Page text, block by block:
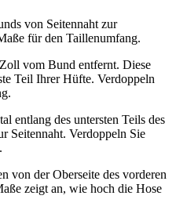
von Seitennaht zur
für den Taillenumfang.
vom Bund entfernt. Diese
Teil Ihrer Hüfte. Verdoppeln
entlang des untersten Teils des
Seitennaht. Verdoppeln Sie
von der Oberseite des vorderen
zeigt an, wie hoch die Hose